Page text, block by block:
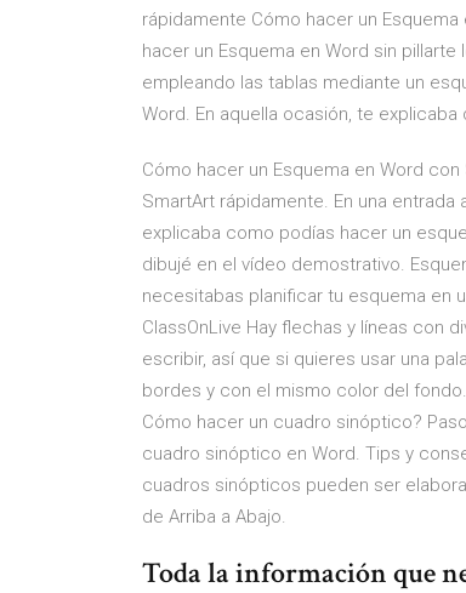
rápidamente Cómo hacer un
hacer un Esquema en Word sin
empleando las tablas mediante un
Word. En aquella ocasión, te
Cómo hacer un Esquema en Word
SmartArt rápidamente. En una
explicaba como podías hacer un
dibujé en el vídeo demostrativo.
necesitabas planificar tu esquema en
ClassOnLive Hay flechas y líneas con
escribir, así que si quieres usar una
bordes y con el mismo color del
Cómo hacer un cuadro sinóptico?
cuadro sinóptico en Word. Tips y
cuadros sinópticos pueden ser
de Arriba a Abajo.
Toda la información que